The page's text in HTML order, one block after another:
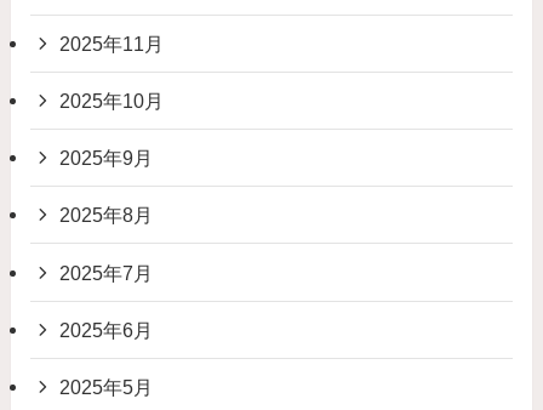
2025年11月
2025年10月
2025年9月
2025年8月
2025年7月
2025年6月
2025年5月